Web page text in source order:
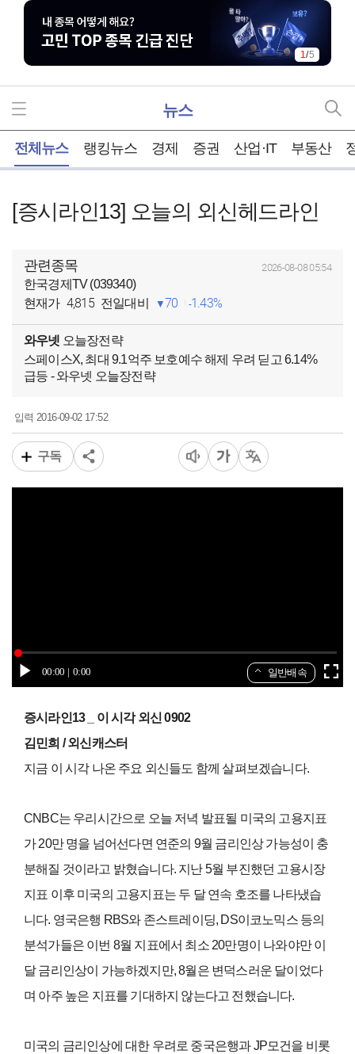
1/5
뉴스
전체뉴스 랭킹뉴스 경제 증권 산업·IT 부동산
[증시라인13] 오늘의 외신헤드라인
관련종목 2026-08-08 05:54
한국경제TV (039340)
현재가 4,815 전일대비 70 1.43%
와우넷 오늘장전략
스페이스X, 최대 9.1억주 보호예수 해제 우려 딛고 6.14%
급등 - 와우넷 오늘장전략
입력2016-09-02 17:52
구독
00:00 0:00 일반배속
증시라인13 _ 이 시각 외신 0902
김민희 / 외신캐스터
지금 이 시각 나온 주요 외신들도 함께 살펴보겠습니다.
CNBC는 우리시간으로 오늘 저녁 발표될 미국의 고용지표
가 20만 명을 넘어선다면 연준의 9월 금리인상 가능성이 충
분해질 것이라고 밝혔습니다. 지난 5월 부진했던 고용시장
지표 이후 미국의 고용지표는 두 달 연속 호조를 나타냈습
니다. 영국은행 RBS와 존스트레이딩, DS이코노믹스 등의
분석가들은 이번 8월 지표에서 최소 20만명이 나와야만 이
달 금리인상이 가능하겠지만, 8월은 변덕스러운 달이었다
며 아주 높은 지표를 기대하지 않는다고 전했습니다.
미국의 금리인상에 대한 우려로 중국은행과 JP모건을 비롯